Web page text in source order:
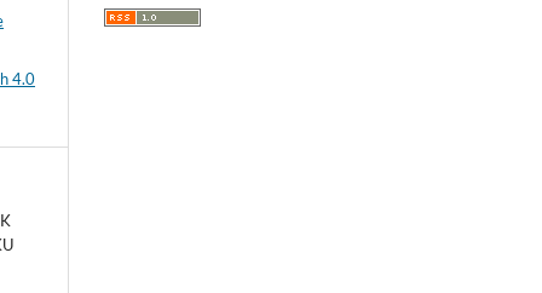
4.0